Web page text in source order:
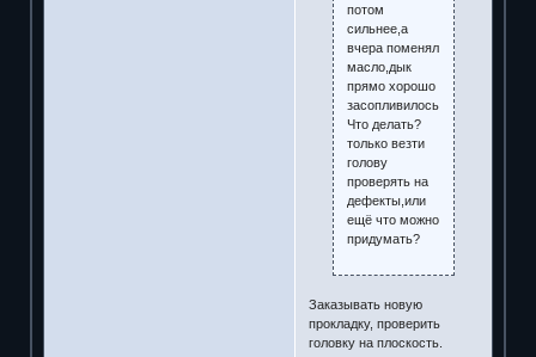
потом
сильнее,а
вчера поменял
масло,дык
прямо хорошо
засопливилось...
Что делать?
только везти
голову
проверять на
дефекты,или
ещё что можно
придумать?
Заказывать новую
прокладку, проверить
головку на плоскость.